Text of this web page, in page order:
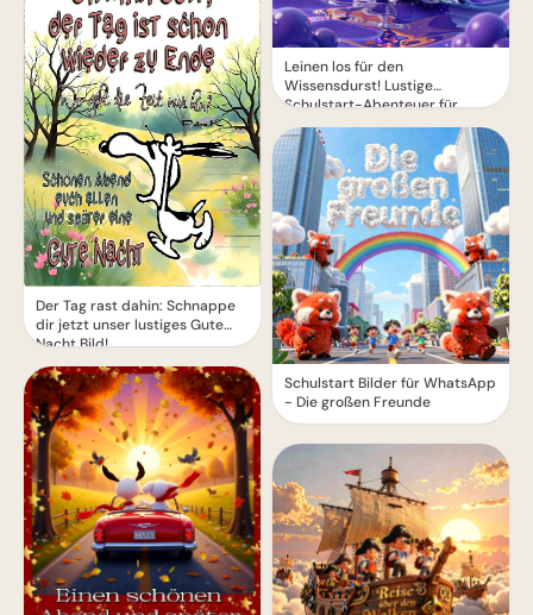
Der Tag rast dahin: Schnappe
dir jetzt unser lustiges Gute
Nacht Bild!
Leinen los für den
Wissensdurst! Lustige
Schulstart-Abenteuer für
Instagram.
Schulstart Bilder für WhatsApp
- Die großen Freunde